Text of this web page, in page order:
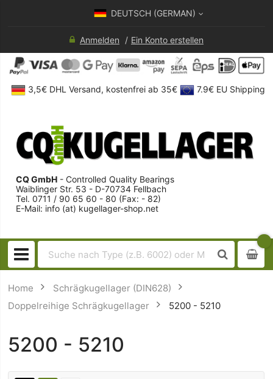
DEUTSCH (GERMAN)
Anmelden Ein Konto erstellen
3,5€ DHL Versand, kostenfrei ab 35€ 7.9€ EU Shipping
CQ GmbH - Controlled Quality Bearings
Waiblinger Str. 53 - D-70734 Fellbach
Tel. 0711 / 90 65 60 - 80 (Fax: - 82)
E-Mail: info (at) kugellager-shop.net
Home
Schrägkugellager (DIN628)
Doppelreihige Schrägkugellager
5200 - 5210
5200 - 5210